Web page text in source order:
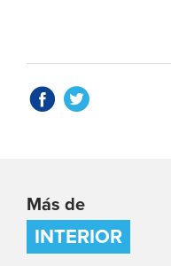
Más de
INTERIOR